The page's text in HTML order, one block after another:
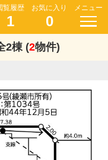
覧履歴
1
お気に入り
0
メニュー
2棟 (2物件)